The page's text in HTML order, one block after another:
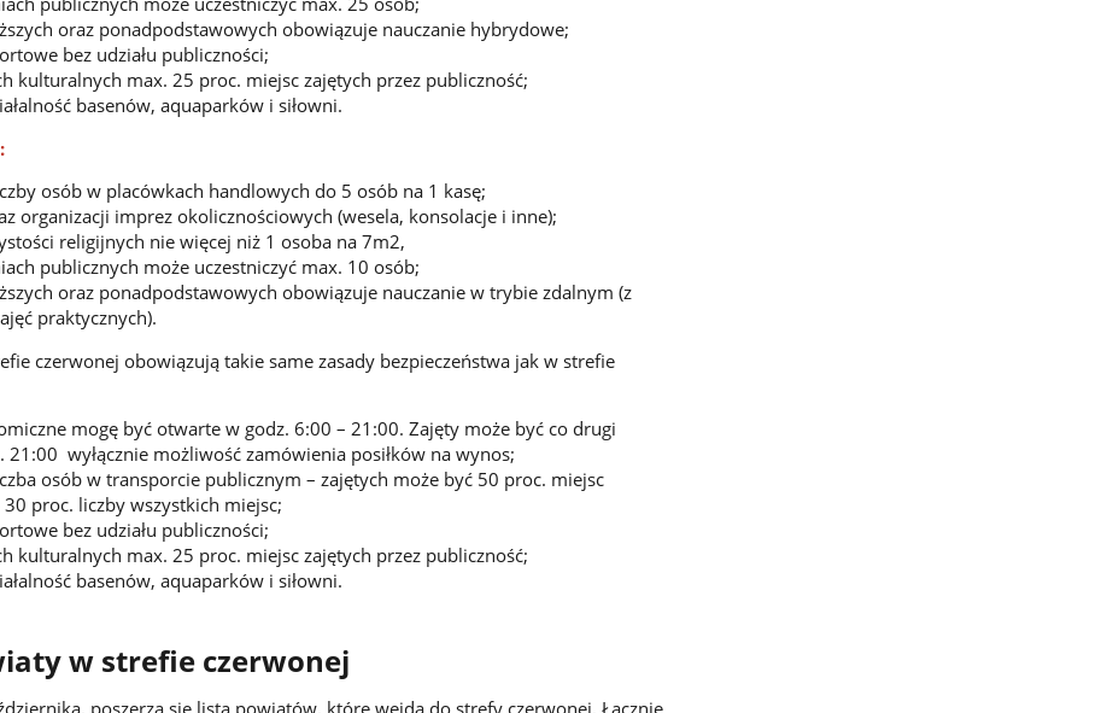
oraz ponadpodstawowych obowiązuje nauczanie hybrydowe;
bez udziału publiczności;
kulturalnych max. 25 proc. miejsc zajętych przez publiczność;
basenów, aquaparków i siłowni.
osób w placówkach handlowych do 5 osób na 1 kasę;
organizacji imprez okolicznościowych (wesela, konsolacje i inne);
religijnych nie więcej niż 1 osoba na 7m2,
publicznych może uczestniczyć max. 10 osób;
oraz ponadpodstawowych obowiązuje nauczanie w trybie zdalnym (z
praktycznych).
czerwonej obowiązują takie same zasady bezpieczeństwa jak w strefie
mogę być otwarte w godz. 6:00 – 21:00. Zajęty może być co drugi
21:00 wyłącznie możliwość zamówienia posiłków na wynos;
osób w transporcie publicznym – zajętych może być 50 proc. miejsc
proc. liczby wszystkich miejsc;
bez udziału publiczności;
kulturalnych max. 25 proc. miejsc zajętych przez publiczność;
basenów, aquaparków i siłowni.
w strefie czerwonej
poszerza się lista powiatów, które wejdą do strefy czerwonej. Łącznie